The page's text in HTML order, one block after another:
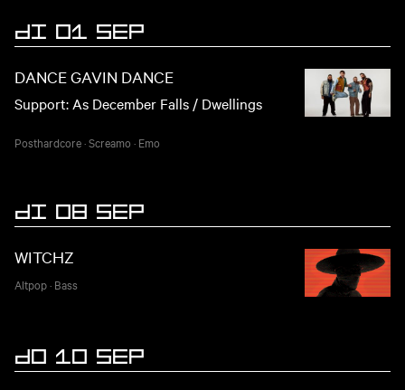
EVENEMENTEN
DI 01 SEP
DANCE GAVIN DANCE
Support: As December Falls / Dwellings
Posthardcore·Screamo · Emo
DI 08 SEP
WITCHZ
Altpop· Bass
DO 10 SEP